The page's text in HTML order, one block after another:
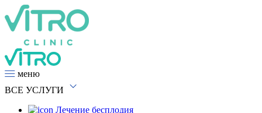
меню
ВСЕ УСЛУГИ
Лечение бесплодия